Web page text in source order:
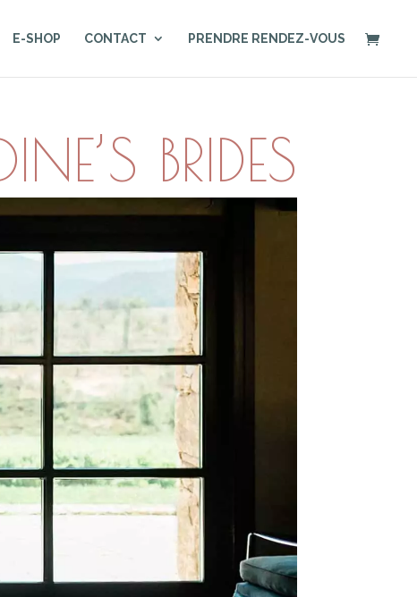
E-SHOP CONTACT PRENDRE RENDEZ-VOUS
BRIDES